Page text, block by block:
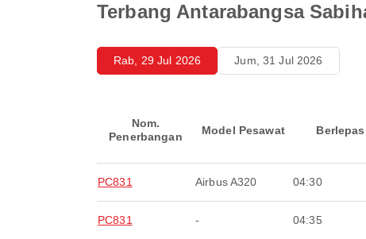
Terbang Antarabangsa
Rab, 29 Jul 2026 Jum, 31 Jul 2026
Nom.
Penerbangan
Model Pesawat Berlepas
PC831 Airbus A320 04:30
PC831 - 04:35